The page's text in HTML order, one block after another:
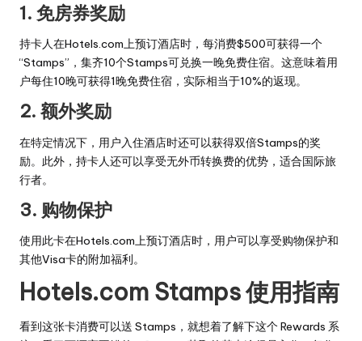
1. 免房券奖励
持卡人在Hotels.com上预订酒店时，每消费$500可获得一个
“Stamps”，集齐10个Stamps可兑换一晚免费住宿。这意味着用
户每住10晚可获得1晚免费住宿，实际相当于10%的返现。
2. 额外奖励
在特定情况下，用户入住酒店时还可以获得双倍Stamps的奖
励。此外，持卡人还可以享受无外币转换费的优势，适合国际旅
行者。
3. 购物保护
使用此卡在Hotels.com上预订酒店时，用户可以享受购物保护和
其他Visa卡的附加福利。
Hotels.com Stamps 使用指南
看到这张卡消费可以送 Stamps，就想着了解下这个 Rewards 系